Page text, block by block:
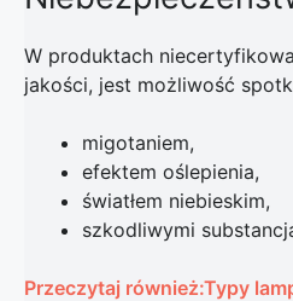
W produktach
jakości, jest możliwość
migotaniem,
efektem oślepienia,
światłem niebieskim,
szkodliwymi
Przeczytaj również:Typy